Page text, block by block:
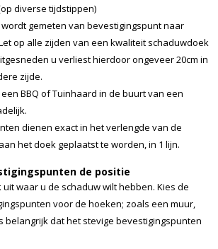
diverse tijdstippen)
gemeten van bevestigingspunt naar
op alle zijden van een kwaliteit schaduwdoek
u verliest hierdoor ongeveer 20cm in
zijde.
BBQ of Tuinhaard in de buurt van een
dienen exact in het verlengde van de
het doek geplaatst te worden, in 1 lijn.
de positie
waar u de schaduw wilt hebben. Kies de
voor de hoeken; zoals een muur,
belangrijk dat het stevige bevestigingspunten